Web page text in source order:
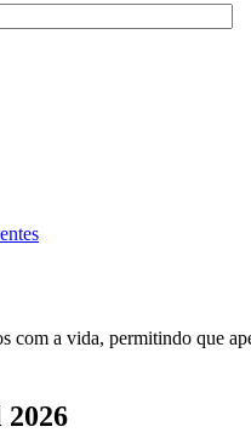
com a vida, permitindo que
2026